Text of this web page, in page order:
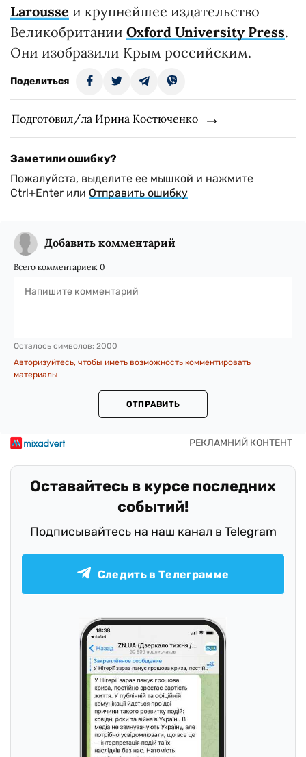
Larousse и крупнейшее издательство
Великобритании Oxford University Press.
Они изобразили Крым российским.
Поделиться
Подготовил/ла Ирина Костюченко
Заметили ошибку?
Пожалуйста, выделите ее мышкой и нажмите
Ctrl+Enter или Отправить ошибку
Добавить комментарий
Всего комментариев: 0
Осталось символов: 2000
Авторизуйтесь, чтобы иметь возможность комментировать
материалы
ОТПРАВИТЬ
Оставайтесь в курсе последних
событий!
Подписывайтесь на наш канал в Telegram
Следить в Телеграмме